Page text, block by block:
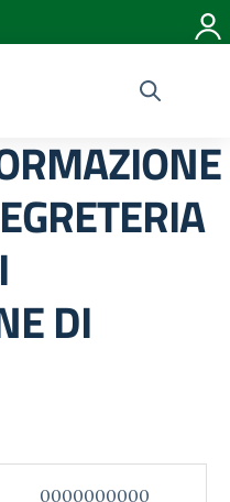
DI
0000000000